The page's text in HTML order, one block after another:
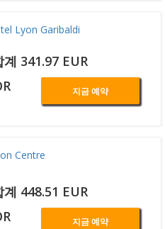
Lyon Garibaldi
341.97 EUR
지금 예약
Centre
448.51 EUR
지금 예약